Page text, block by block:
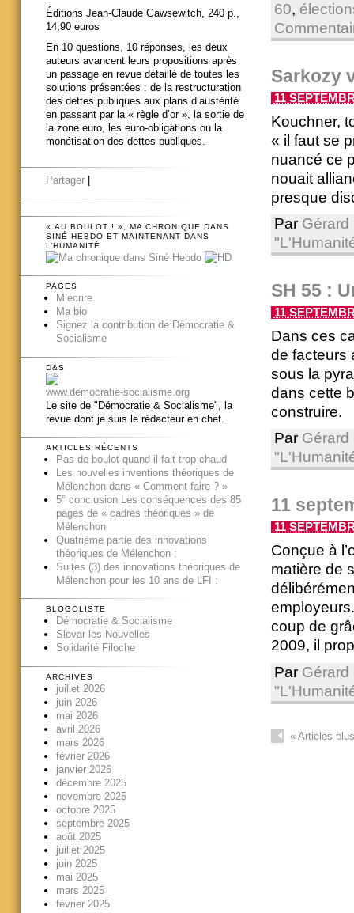
60,
Sarkozy
11
Kouchner,
« il faut se
nuancé ce
nouait
presque
Par Gérard
SH 55 :
11
Dans ces
de facteurs
sous la
dans cette
construire.
Par Gérard
11
11
Conçue à
matière de
coup de
2009, il
Par Gérard
«Articles
Éditions Jean-Claude Gawsewitch, 240 p.,
14,90 euros
En 10 questions, 10 réponses, les deux
auteurs avancent leurs propositions après
un passage en revue détaillé de toutes les
solutions présentées : de la restructuration
des dettes publiques aux plans d’austérité
en passant par la « règle d’or », la sortie de
la zone euro, les euro-obligations ou la
monétisation des dettes publiques.
Partager
« AU BOULOT ! », MA CHRONIQUE DANS
SINÉ HEBDO ET MAINTENANT DANS
L’HUMANITÉ
PAGES
M’écrire
Ma bio
Signez la contribution de Démocratie &
Socialisme
D&S
www.democratie-socialisme.org
Le site de "Démocratie & Socialisme", la
revue dont je suis le rédacteur en chef.
ARTICLES RÉCENTS
Pas de boulot quand il fait trop chaud
Les nouvelles inventions théoriques de
Mélenchon dans « Comment faire ? »
5° conclusion Les conséquences des 85
pages de « cadres théoriques » de
Mélenchon
Quatrième partie des innovations
théoriques de Mélenchon :
Suites (3) des innovations théoriques de
Mélenchon pour les 10 ans de LFI :
BLOGOLISTE
Démocratie & Socialisme
Slovar les Nouvelles
Solidarité Filoche
ARCHIVES
juillet 2026
juin 2026
mai 2026
avril 2026
mars 2026
février 2026
janvier 2026
décembre 2025
novembre 2025
octobre 2025
septembre 2025
août 2025
juillet 2025
juin 2025
mai 2025
mars 2025
février 2025